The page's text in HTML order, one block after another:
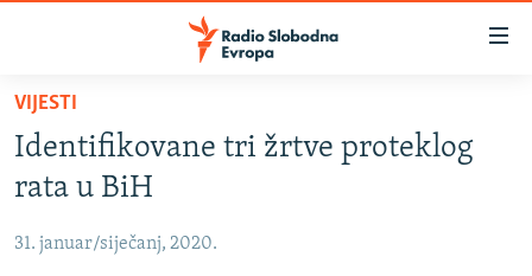
Pređite
glavni
sadržaj
na
VIJESTI
KOSOVO
VIJESTI
Identifikovane tri žrtve proteklog
rata u BiH
31. januar/siječanj, 2020.